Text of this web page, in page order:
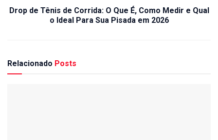
Drop de Tênis de Corrida: O Que É, Como Medir e Qual
o Ideal Para Sua Pisada em 2026
Relacionado Posts